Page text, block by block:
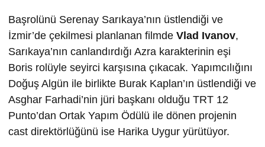
Başrolünü Serenay Sarıkaya’nın üstlendiği ve
İzmir’de çekilmesi planlanan filmde Vlad Ivanov,
Sarıkaya’nın canlandırdığı Azra karakterinin eşi
Boris rolüyle seyirci karşısına çıkacak. Yapımcılığını
Doğuş Algün ile birlikte Burak Kaplan’ın üstlendiği ve
Asghar Farhadi’nin jüri başkanı olduğu TRT 12
Punto’dan Ortak Yapım Ödülü ile dönen projenin
cast direktörlüğünü ise Harika Uygur yürütüyor.